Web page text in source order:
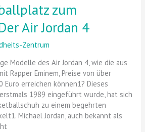
zum
Air Jordan 4
Zentrum
Modelle des Air Jordan 4, wie die aus
Rapper Eminem, Preise von über
Euro erreichen können1? Dieses
1989 eingeführt wurde, hat sich
zu einem begehrten
Michael Jordan, auch bekannt als